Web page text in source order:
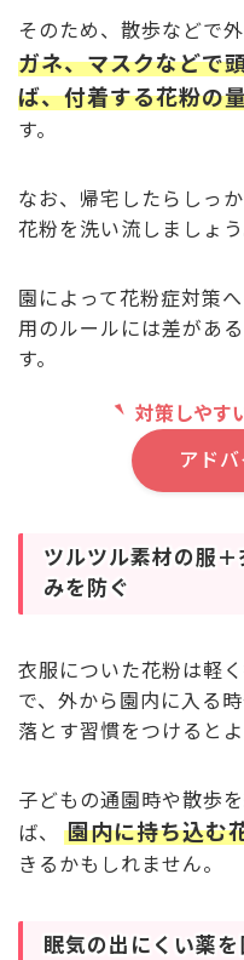
そのため、散歩などで
ガネ、マスクなどで
ば、付着する花粉の
す。
なお、帰宅したらしっ
花粉を洗い流しましょう
園によって花粉症対策
用のルールには差があ
す。
対策しやす
アド
ツルツル素材の服
みを防ぐ
衣服についた花粉は軽
で、外から園内に入る
落とす習慣をつけるとよ
子どもの通園時や散歩
ば、
園内に持ち込む
きるかもしれません。
眠気の出にくい薬